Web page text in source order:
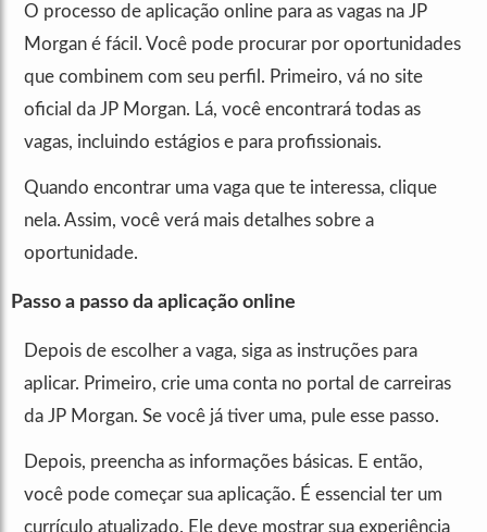
O processo de aplicação online para as vagas na JP
Morgan é fácil. Você pode procurar por oportunidades
que combinem com seu perfil. Primeiro, vá no site
oficial da JP Morgan. Lá, você encontrará todas as
vagas, incluindo estágios e para profissionais.
Quando encontrar uma vaga que te interessa, clique
nela. Assim, você verá mais detalhes sobre a
oportunidade.
Passo a passo da aplicação online
Depois de escolher a vaga, siga as instruções para
aplicar. Primeiro, crie uma conta no portal de carreiras
da JP Morgan. Se você já tiver uma, pule esse passo.
Depois, preencha as informações básicas. E então,
você pode começar sua aplicação. É essencial ter um
currículo atualizado. Ele deve mostrar sua experiência